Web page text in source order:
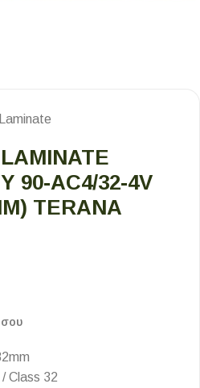
90-AC4/32-4V
TERANA
/ Class 32